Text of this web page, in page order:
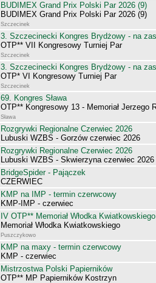
BUDIMEX Grand Prix Polski Par 2026 (9)
BUDIMEX Grand Prix Polski Par 2026 (9)
Szczecinek
3. Szczecinecki Kongres Brydżowy - na
OTP** VII Kongresowy Turniej Par
Szczecinek
3. Szczecinecki Kongres Brydżowy - na
OTP* VI Kongresowy Turniej Par
Szczecinek
69. Kongres Sława
OTP** Kongresowy 13 - Memoriał Jerzego
Sława
Rozgrywki Regionalne Czerwiec 2026
Lubuski WZBS - Gorzów czerwiec 2026
Rozgrywki Regionalne Czerwiec 2026
Lubuski WZBS - Skwierzyna czerwiec 2026
BridgeSpider - Pajączek
CZERWIEC
KMP na IMP - termin czerwcowy
KMP-IMP - czerwiec
IV OTP** Memoriał Włodka Kwiatkowskiego
Memoriał Włodka Kwiatkowskiego
Puszczykowo
KMP na maxy - termin czerwcowy
KMP - czerwiec
Mistrzostwa Polski Papierników
OTP** MP Papierników Kostrzyn